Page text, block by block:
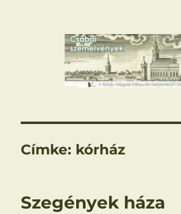
Csabai szemelvények
Címke: kórház
Szegények háza